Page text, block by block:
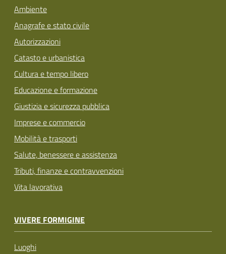
Ambiente
Anagrafe e stato civile
Autorizzazioni
Catasto e urbanistica
Cultura e tempo libero
Educazione e formazione
Giustizia e sicurezza pubblica
Imprese e commercio
Mobilità e trasporti
Salute, benessere e assistenza
Tributi, finanze e contravvenzioni
Vita lavorativa
VIVERE FORMIGINE
Luoghi